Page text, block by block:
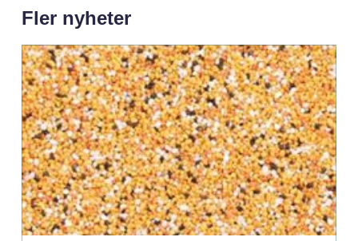
Fler nyheter